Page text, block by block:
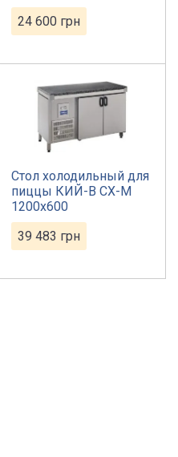
24 600 грн
Стол холодильный для
пиццы КИЙ-В СХ-М
1200х600
39 483 грн